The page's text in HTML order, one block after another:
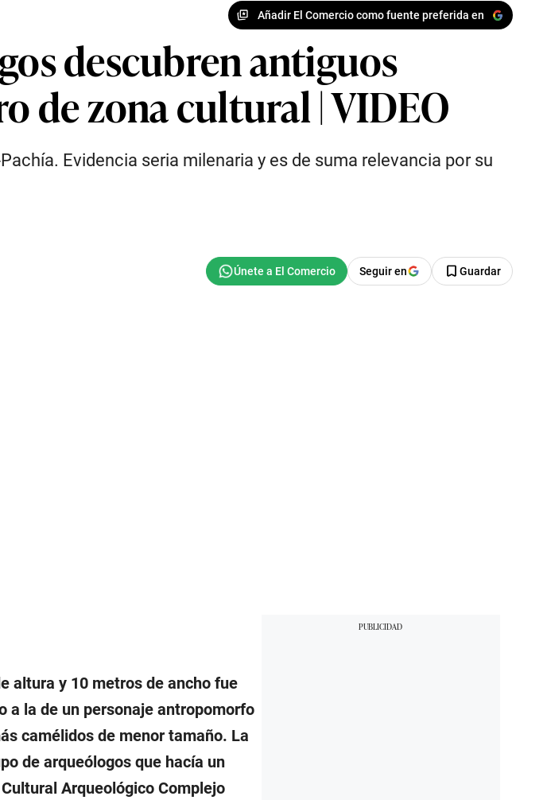
Añadir El Comercio como fuente preferida en
descubren antiguos
de zona cultural | VIDEO
Evidencia seria milenaria y es de suma relevancia por su
Seguir en Guardar
altura y 10 metros de ancho fue
a la de un personaje antropomorfo
camélidos de menor tamaño. La
de arqueólogos que hacía un
Arqueológico Complejo